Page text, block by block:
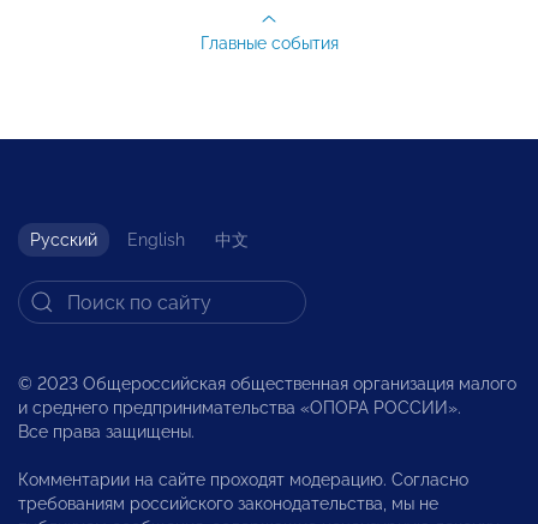
Главные события
Русский English 中文
© 2023 Общероссийская общественная организация малого
и среднего предпринимательства «ОПОРА РОССИИ».
Все права защищены.
Комментарии на сайте проходят модерацию. Согласно
требованиям российского законодательства, мы не